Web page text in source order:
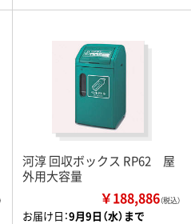
河淳 回収ボックス RP62 屋
外用大容量
￥188,886（税込）
お届け日：9月9日（水）まで